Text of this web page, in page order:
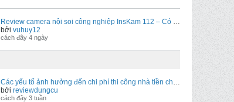
Review camera nội soi công nghiệp InsKam 112 – Có đáng mua trong tầm giá khoảng 3 triệu?
bởi vuhuy12
cách đây 4 ngày
Các yếu tố ảnh hưởng đến chi phí thi công nhà tiền chế bạn cần biết
bởi reviewdungcu
cách đây 3 tuần